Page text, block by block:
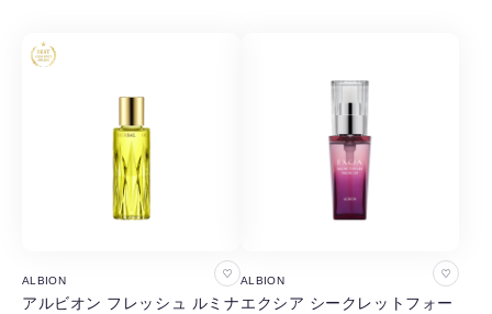
お
気
ALBION
アルビオン フレッシュ ルミナ
お
気
ALBION
エクシア シークレットフォー